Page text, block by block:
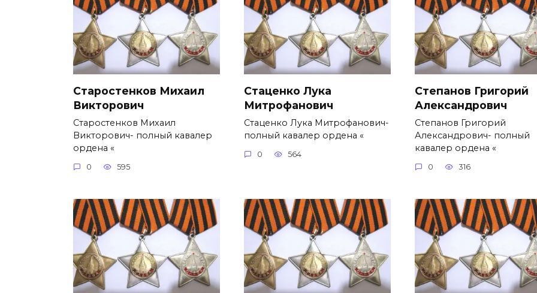
Старостенков Михаил
Викторович
Старостенков Михаил
Викторович- полный кавалер
ордена «
0 595
Стаценко Лука
Митрофанович
Стаценко Лука Митрофанович-
полный кавалер ордена «
0 564
Степанов Григорий
Александро­вич
Степанов Григорий
Александро­вич- полный
кавалер ордена «
0 316